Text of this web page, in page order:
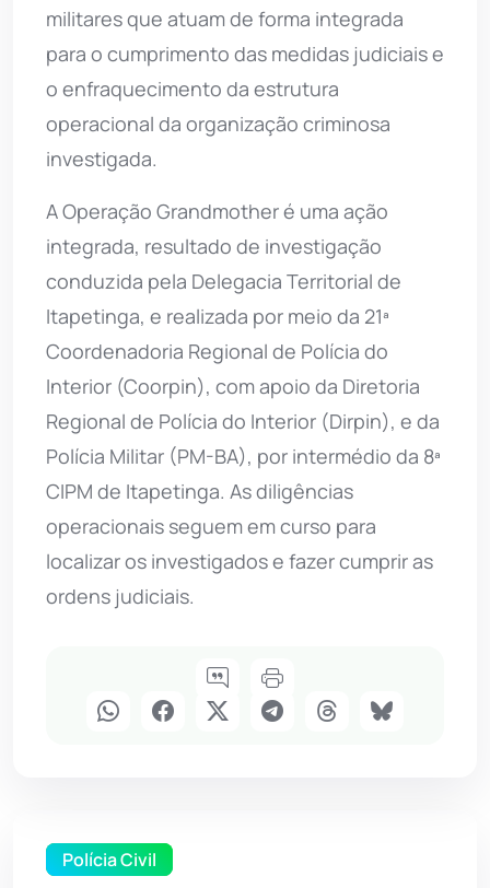
militares que atuam de forma integrada
para o cumprimento das medidas judiciais e
o enfraquecimento da estrutura
operacional da organização criminosa
investigada.
A Operação Grandmother é uma ação
integrada, resultado de investigação
conduzida pela Delegacia Territorial de
Itapetinga, e realizada por meio da 21ª
Coordenadoria Regional de Polícia do
Interior (Coorpin), com apoio da Diretoria
Regional de Polícia do Interior (Dirpin), e da
Polícia Militar (PM-BA), por intermédio da 8ª
CIPM de Itapetinga. As diligências
operacionais seguem em curso para
localizar os investigados e fazer cumprir as
ordens judiciais.
Polícia Civil